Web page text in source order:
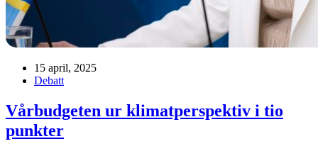
15 april, 2025
Debatt
Vårbudgeten ur klimatperspektiv i tio
punkter